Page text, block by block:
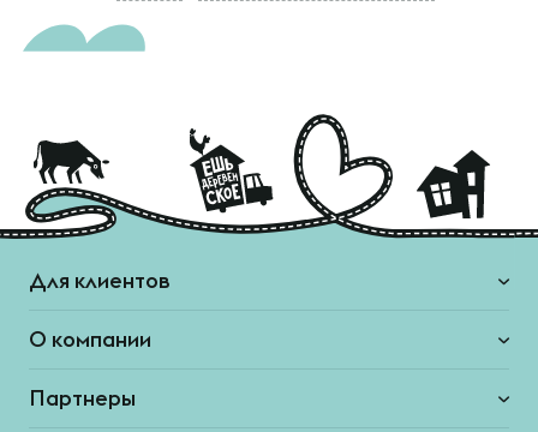
Для клиентов
О компании
Партнеры